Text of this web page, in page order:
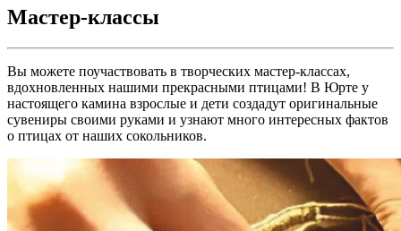
Мастер-классы
Вы можете поучаствовать в творческих мастер-классах,
вдохновленных нашими прекрасными птицами! В Юрте у
настоящего камина взрослые и дети создадут оригинальные
сувениры своими руками и узнают много интересных фактов
о птицах от наших сокольников.